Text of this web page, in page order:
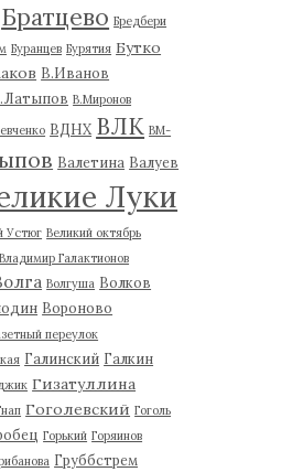
Братцево Бредбери
Буранцев Бурятия Бутко
В.Иванов
В.Миронов
ВДНХ ВЛК ВМ-
Валетина Валуев
Луки
Устюг Великий октябрь
Владимир Галактионов
Волгуша Волков
Вороново
переулок
Галинский Галкин
Гизатуллина
Гоголевский Гоголь
Горький Горяинов
Груббстрем